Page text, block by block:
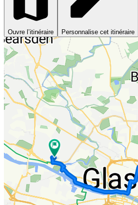
Ouvre l’itinéraire Personnalise cet itinéraire